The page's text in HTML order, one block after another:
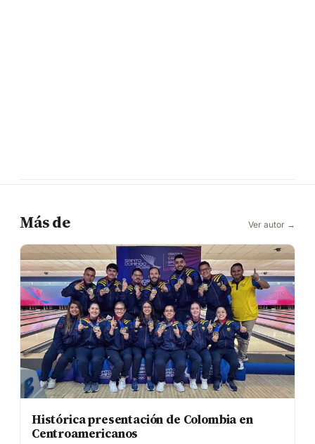
Más de Ver autor →
Histórica presentación de Colombia en
Centroamericanos